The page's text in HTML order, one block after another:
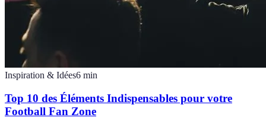
Inspiration & Idées6 min
Top 10 des Éléments Indispensables pour votre
Football Fan Zone